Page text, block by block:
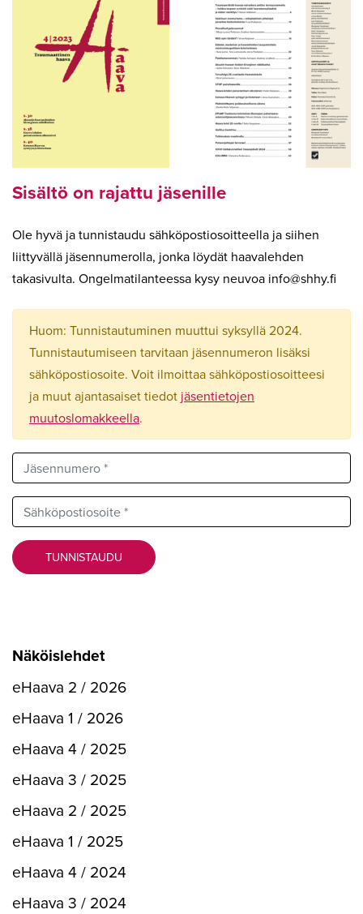
Näköislehdet
eHaava 2 / 2026
eHaava 1 / 2026
eHaava 4 / 2025
eHaava 3 / 2025
eHaava 2 / 2025
eHaava 1 / 2025
eHaava 4 / 2024
eHaava 3 / 2024
Sisältö on rajattu jäsenille
Ole hyvä ja tunnistaudu sähköpostiosoitteella ja siihen
liittyvällä jäsennumerolla, jonka löydät haavalehden
takasivulta. Ongelmatilanteessa kysy neuvoa info shhy.fi
Huom: Tunnistautuminen muuttui syksyllä 2024.
Tunnistautumiseen tarvitaan jäsennumeron lisäksi
sähköpostiosoite. Voit ilmoittaa sähköpostiosoitteesi
ja muut ajantasaiset tiedot jäsentietojen
muutoslomakkeella.
Jäsennumero *
Sähköpostiosoite *
TUNNISTAUDU